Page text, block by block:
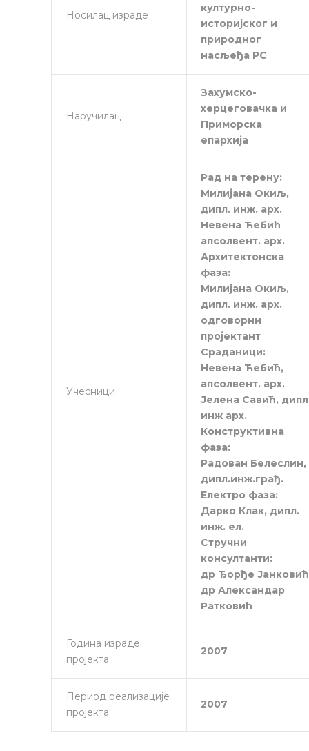
Носилац израде
културно-
историјског и
природног
насљеђа РС
Наручилац
Захумско-
херцеговачка и
Приморска
епархија
Учесници
Рад на терену:
Милијана Окиљ,
дипл. инж. арх.
Невена Ћебић
апсолвент. арх.
Архитектонска
фаза:
Милијана Окиљ,
дипл. инж. арх.
одговорни
пројектант
Сраданици:
Невена Ћебић,
апсолвент. арх.
Јелена Савић,
инж арх.
Конструктивна
фаза:
Радован Белеслин,
дипл.инж.грађ.
Електро фаза:
Дарко Клак, дипл.
инж. ел.
Стручни
консултанти:
др Ђорђе
др Александар
Ратковић
Година израде
пројекта
2007
Период реализације
пројекта
2007